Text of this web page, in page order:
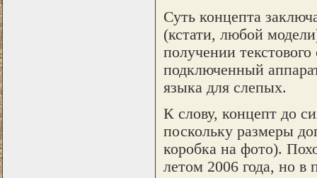
Суть концепта
(кстати, любой
получении
подключенный
языка для слепых.
К слову, концепт до
поскольку размеры
коробка на фото).
летом 2006 года, но в